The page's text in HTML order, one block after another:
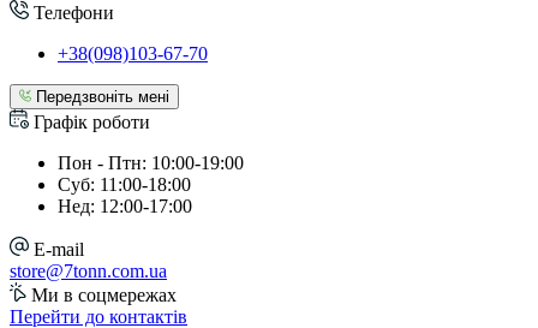
Телефони
+38(098)103-67-70
Передзвоніть мені
Графік роботи
Пон - Птн: 10:00-19:00
Суб: 11:00-18:00
Нед: 12:00-17:00
E-mail
store@7tonn.com.ua
Ми в соцмережах
Перейти до контактів